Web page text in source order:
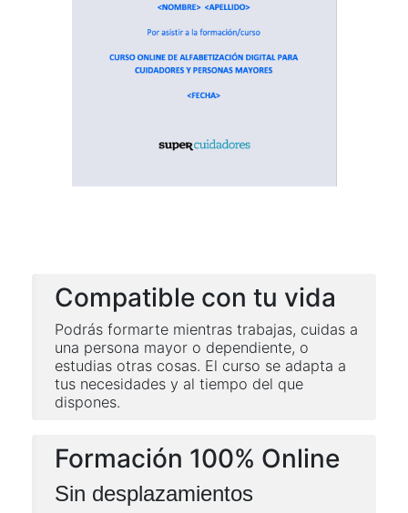
Compatible con tu vida
Podrás formarte mientras trabajas, cuidas a
una persona mayor o dependiente, o
estudias otras cosas. El curso se adapta a
tus necesidades y al tiempo del que
dispones.
Formación 100% Online
Sin desplazamientos